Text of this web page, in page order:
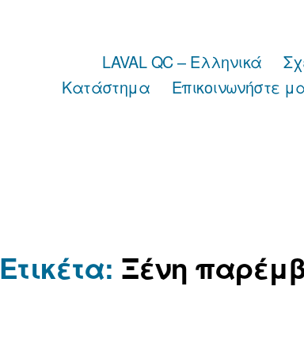
LAVAL QC – Ελληνικά
Κατάστημα
Επικοινωνήστε
Ετικέτα: Ξένη